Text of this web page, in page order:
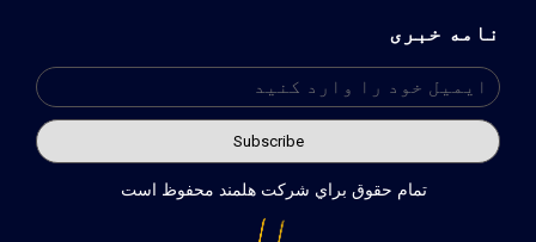
نامه خبری
تمام حقوق براي شركت هلمند محفوظ است